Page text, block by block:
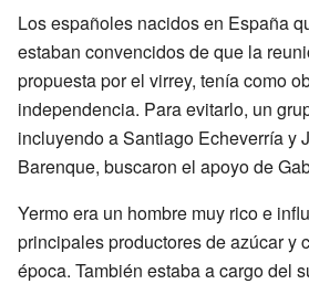
Los españoles nacidos en España
estaban convencidos de que la
propuesta por el virrey, tenía como
independencia. Para evitarlo, un
incluyendo a Santiago Echeverría y
Barenque, buscaron el apoyo de
Yermo era un hombre muy rico e
principales productores de azúcar y
época. También estaba a cargo del